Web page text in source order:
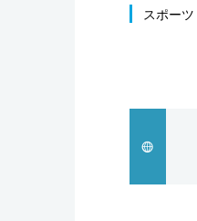
文化
スポーツ・
スポーツ